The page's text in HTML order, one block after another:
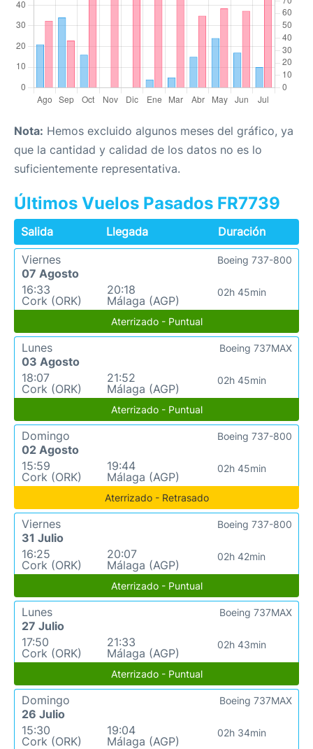
Nota: Hemos excluido algunos meses del gráfico, ya
que la cantidad y calidad de los datos no es lo
suficientemente representativa.
Últimos Vuelos Pasados FR7739
Salida Llegada
Duración
Viernes
07 Agosto
16:33
Cork (ORK)
20:18
Málaga (AGP)
02h 45min
Boeing 737-800
Aterrizado - Puntual
Lunes
03 Agosto
18:07
Cork (ORK)
21:52
Málaga (AGP)
02h 45min
Boeing 737MAX
Aterrizado - Puntual
Domingo
02 Agosto
15:59
Cork (ORK)
19:44
Málaga (AGP)
02h 45min
Boeing 737-800
Aterrizado - Retrasado
Viernes
31 Julio
16:25
Cork (ORK)
20:07
Málaga (AGP)
02h 42min
Boeing 737-800
Aterrizado - Puntual
Lunes
27 Julio
17:50
Cork (ORK)
21:33
Málaga (AGP)
02h 43min
Boeing 737MAX
Aterrizado - Puntual
Domingo
26 Julio
15:30
Cork (ORK)
19:04
Málaga (AGP)
02h 34min
Boeing 737MAX